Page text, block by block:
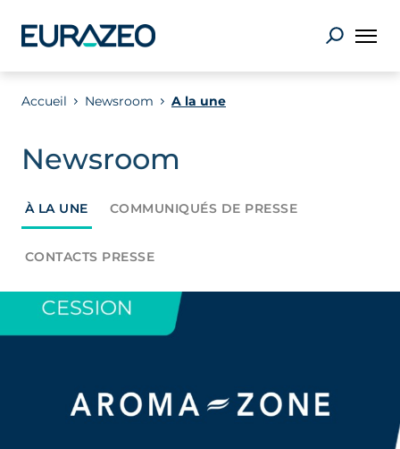
Accueil Newsroom A la une
Newsroom
À LA UNE COMMUNIQUÉS DE PRESSE
CONTACTS PRESSE